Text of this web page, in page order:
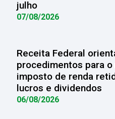
julho
07/08/2026
Receita Federal
procedimentos para
imposto de renda
lucros e dividendos
06/08/2026